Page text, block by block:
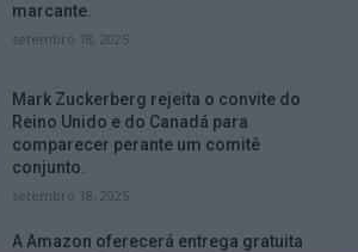
marcante.
setembro 18, 2025
Mark Zuckerberg rejeita o convite do
Reino Unido e do Canadá para
comparecer perante um comitê
conjunto.
setembro 18, 2025
A Amazon oferecerá entrega gratuita